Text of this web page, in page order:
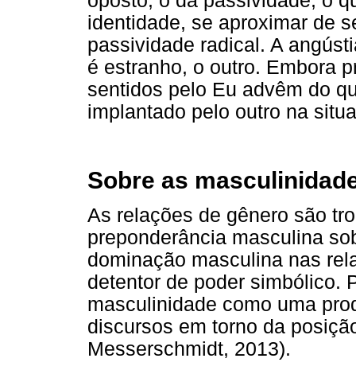
identidade, se aproximar de
passividade radical. A
é estranho, o outro. Embora
sentidos pelo Eu advêm do
implantado pelo outro na
Sobre as
As relações de gênero são
preponderância masculina
dominação masculina nas
detentor de poder simbólico.
masculinidade como uma
discursos em torno da
Messerschmidt, 2013).